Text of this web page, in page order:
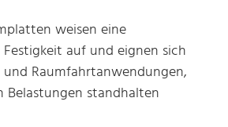
weisen eine
auf und eignen sich
Raumfahrtanwendungen,
Belastungen standhalten